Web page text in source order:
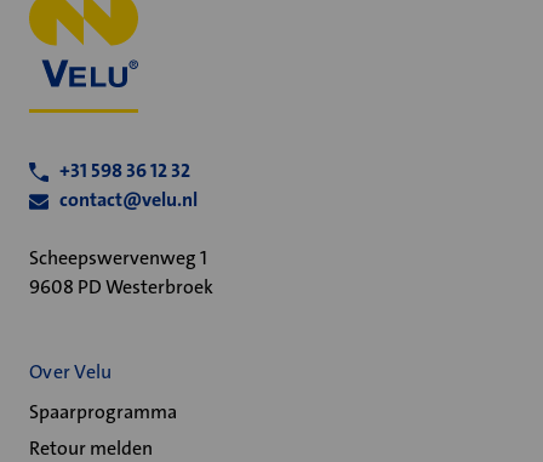
+31 598 36 12 32
contact@velu.nl
Scheepswervenweg 1
9608 PD Westerbroek
Over Velu
Spaarprogramma
Retour melden